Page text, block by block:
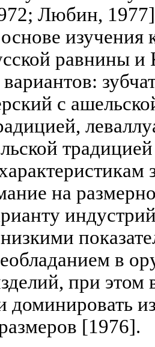
Любин,
изучения
равнины
с
на
в
при этом
[1976].